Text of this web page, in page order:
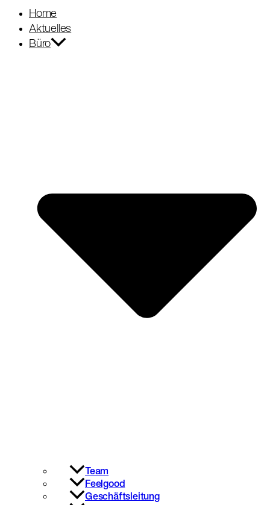
Home
Aktuelles
Büro
Team
Feelgood
Geschäftsleitung